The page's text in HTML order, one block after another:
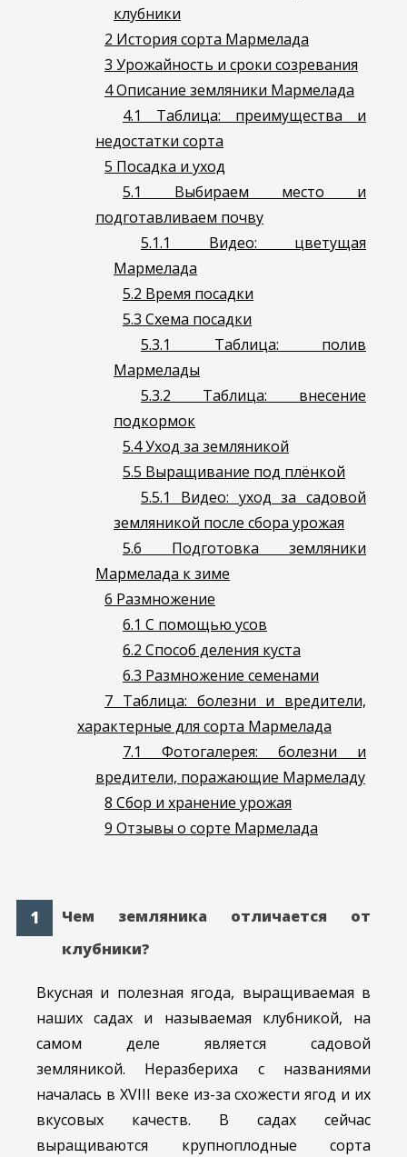
клубники
2 История сорта Мармелада
3 Урожайность и сроки созревания
4Описание земляники Мармелада
4.1
Таблица: преимущества и
недостатки сорта
5 Посадка и уход
5.1
Выбираем место и
подготавливаем почву
5.1.1
Видео: цветущая
Мармелада
5.2 Время посадки
5.3 Схема посадки
5.3.1
Таблица: полив
Мармелады
5.3.2 Таблица: внесение
подкормок
5.4Уход за земляникой
5.5 Выращивание под плёнкой
5.5.1
Видео: уход за садовой
земляникой после сбора урожая
5.6 Подготовка земляники
Мармелада к зиме
6 Размножение
6.1 С помощью усов
6.2 Способ деления куста
6.3 Размножение семенами
7 Таблица: болезни и вредители,
характерные для сорта Мармелада
7.1
Фотогалерея: болезни и
вредители, поражающие Мармеладу
8 Сбор и хранение урожая
9 Отзывы о сорте Мармелада
Чем земляника отличается от
клубники?
Вкусная и полезная ягода, выращиваемая в
наших садах и называемая клубникой, на
самом деле является садовой
земляникой. Неразбериха с названиями
началась в XVIII веке из-за схожести ягод и их
вкусовых качеств. В садах сейчас
выращиваются крупноплодные сорта